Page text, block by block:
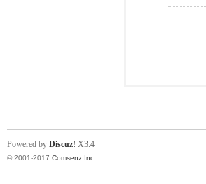
Powered by Discuz! X3.4
© 2001-2017 Comsenz Inc.